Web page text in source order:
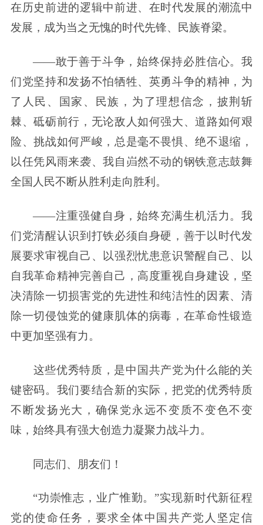
在历史前进的逻辑中前进、在时代发展的潮流中
发展，成为当之无愧的时代先锋、民族脊梁。
——敢于善于斗争，始终保持必胜信心。我
们党坚持和发扬不怕牺牲、英勇斗争的精神，为
了人民、国家、民族，为了理想信念，披荆斩
棘、砥砺前行，无论敌人如何强大、道路如何艰
险、挑战如何严峻，总是毫不畏惧、绝不退缩，
以任凭风雨来袭、我自岿然不动的钢铁意志鼓舞
全国人民不断从胜利走向胜利。
——注重强健自身，始终充满生机活力。我
们党清醒认识到打铁必须自身硬，善于以时代发
展要求审视自己、以强烈忧患意识警醒自己、以
自我革命精神完善自己，高度重视自身建设，坚
决清除一切损害党的先进性和纯洁性的因素、清
除一切侵蚀党的健康肌体的病毒，在革命性锻造
中更加坚强有力。
这些优秀特质，是中国共产党为什么能的关
键密码。我们要结合新的实际，把党的优秀特质
不断发扬光大，确保党永远不变质不变色不变
味，始终具有强大创造力凝聚力战斗力。
同志们、朋友们！
“功崇惟志，业广惟勤。”实现新时代新征程
党的使命任务，要求全体中国共产党人坚定信